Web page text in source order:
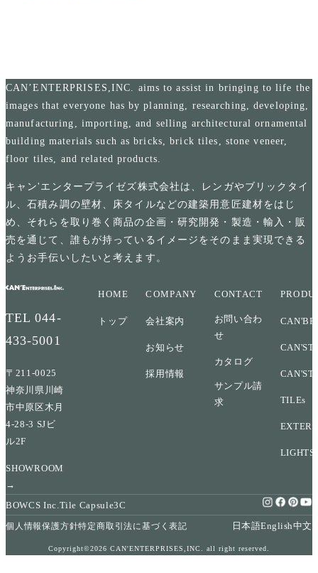
CAN’ENTERPRISES,INC. aims to assist in bringing to life the
images that everyone has by planning, researching, developing,
manufacturing, importing, and selling architectural ornamental
building materials such as bricks, brick tiles, stone veneer,
floor tiles, and related products.
キャン'エンタープライゼズ株式会社は、レンガやブリックタイ
ル、石積み調の壁材、床タイルなどの建築用意匠建材をはじ
め、それらを取り巻く商品の企画・研究開発・製造・輸入・販
売を通じて、誰もが持っているイメージをそのまま実現できる
ようお手伝いしたいと考えます。
TEL044-
433-5001
〒211-0025
神奈川県川崎
市中原区木月
4-28-3 SJビ
ル2F
SHOWROOM
→
HOME
トップ
COMPANY
会社案内
お知らせ
採用情報
CONTACT
お問い合わ
せ
カタログ
サンプル請
求
TILEs
LIGHTS
BOWCS Inc.Tile Capsule3C
個人情報保護方針特定商取引法に基づく表記 日本語English中文
Copyright©2026 CAN'ENTERPRISES,INC. all right reserved.